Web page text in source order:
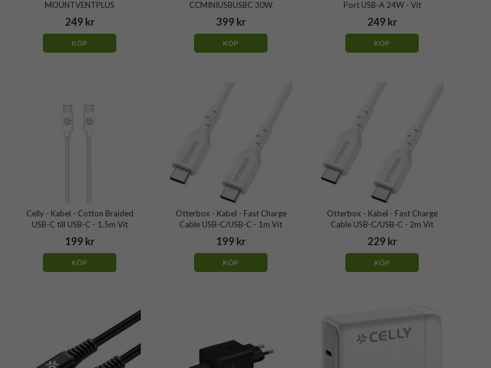
MOUNTVENTPLUS
249 kr
KÖP
CCMINIUSBUSBC 30W
399 kr
KÖP
Port USB-A 24W - Vit
249 kr
KÖP
Celly - Kabel - Cotton Braided
USB-C till USB-C - 1.5m Vit
199 kr
KÖP
Otterbox - Kabel - Fast Charge
Cable USB-C/USB-C - 1m Vit
199 kr
KÖP
Otterbox - Kabel - Fast Charge
Cable USB-C/USB-C - 2m Vit
229 kr
KÖP